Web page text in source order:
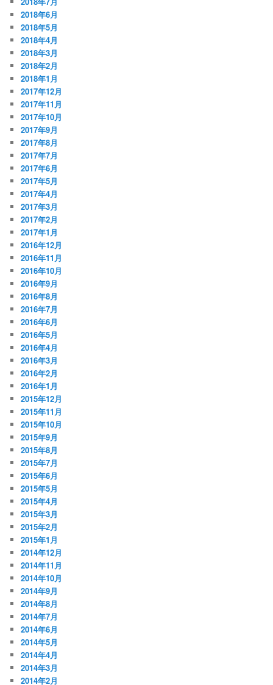
2018年6月
2018年5月
2018年4月
2018年3月
2018年2月
2018年1月
2017年12月
2017年11月
2017年10月
2017年9月
2017年8月
2017年7月
2017年6月
2017年5月
2017年4月
2017年3月
2017年2月
2017年1月
2016年12月
2016年11月
2016年10月
2016年9月
2016年8月
2016年7月
2016年6月
2016年5月
2016年4月
2016年3月
2016年2月
2016年1月
2015年12月
2015年11月
2015年10月
2015年9月
2015年8月
2015年7月
2015年6月
2015年5月
2015年4月
2015年3月
2015年2月
2015年1月
2014年12月
2014年11月
2014年10月
2014年9月
2014年8月
2014年7月
2014年6月
2014年5月
2014年4月
2014年3月
2014年2月